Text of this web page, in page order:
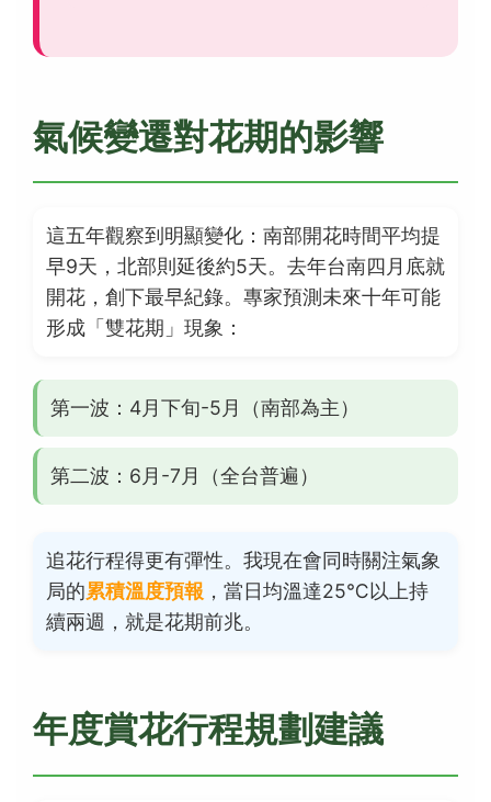
氣候變遷對花期的影響
這五年觀察到明顯變化：南部開花時間平均提
早9天，北部則延後約5天。去年台南四月底就
開花，創下最早紀錄。專家預測未來十年可能
形成「雙花期」現象：
第一波：4月下旬-5月（南部為主）
第二波：6月-7月（全台普遍）
追花行程得更有彈性。我現在會同時關注氣象
局的累積溫度預報 ，當日均溫達25℃以上持
續兩週，就是花期前兆。
年度賞花行程規劃建議